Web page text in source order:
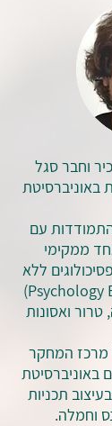
וחבר סגל
באוניברסיטת
עם
ממקימי
ללא
גבולות (Psychology Beyond Borders)
ואסונות
מרכז המחקר
באוניברסיטת
תכניות
וחמלה.